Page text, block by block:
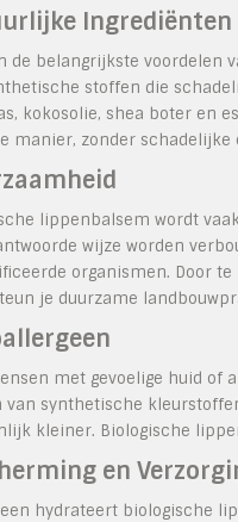
Ingrediënten
de belangrijkste
stoffen die
kokosolie, shea boter en
manier, zonder
lippenbalsem wordt
wijze worden
organismen. Door
je duurzame
met gevoelige huid of
van synthetische
kleiner. Biologische
en
hydrateert biologische